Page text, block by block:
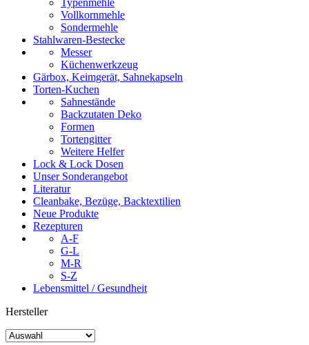
Vollkornmehle
Sondermehle
Stahlwaren-Bestecke
Messer
Küchenwerkzeug
Gärbox, Keimgerät, Sahnekapseln
Torten-Kuchen
Sahnestände
Backzutaten Deko
Formen
Tortengitter
Weitere Helfer
Lock & Lock Dosen
Unser Sonderangebot
Literatur
Cleanbake, Bezüge, Backtextilien
Neue Produkte
Rezepturen
A-F
G-L
M-R
S-Z
Lebensmittel / Gesundheit
Hersteller